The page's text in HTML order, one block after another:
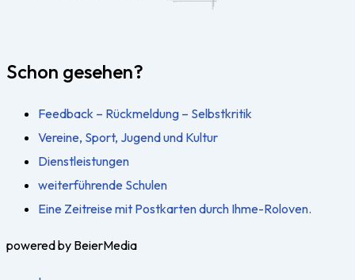
Schon gesehen?
Feedback – Rückmeldung – Selbstkritik
Vereine, Sport, Jugend und Kultur
Dienstleistungen
weiterführende Schulen
Eine Zeitreise mit Postkarten durch Ihme-Roloven.
powered by BeierMedia